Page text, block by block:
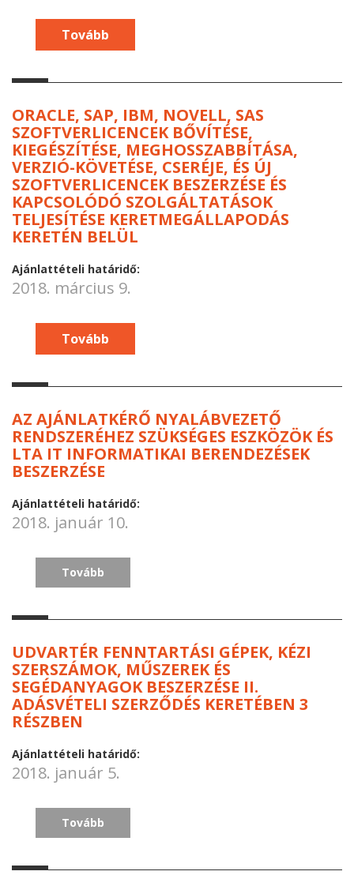
Tovább
ORACLE, SAP, IBM, NOVELL, SAS
SZOFTVERLICENCEK BŐVÍTÉSE,
KIEGÉSZÍTÉSE, MEGHOSSZABBÍTÁSA,
VERZIÓ-KÖVETÉSE, CSERÉJE, ÉS ÚJ
SZOFTVERLICENCEK BESZERZÉSE ÉS
KAPCSOLÓDÓ SZOLGÁLTATÁSOK
TELJESÍTÉSE KERETMEGÁLLAPODÁS
KERETÉN BELÜL
Ajánlattételi határidő:
2018. március 9.
Tovább
AZ AJÁNLATKÉRŐ NYALÁBVEZETŐ
RENDSZERÉHEZ SZÜKSÉGES ESZKÖZÖK ÉS
LTA IT INFORMATIKAI BERENDEZÉSEK
BESZERZÉSE
Ajánlattételi határidő:
2018. január 10.
Tovább
UDVARTÉR FENNTARTÁSI GÉPEK, KÉZI
SZERSZÁMOK, MŰSZEREK ÉS
SEGÉDANYAGOK BESZERZÉSE II.
ADÁSVÉTELI SZERZŐDÉS KERETÉBEN 3
RÉSZBEN
Ajánlattételi határidő:
2018. január 5.
Tovább